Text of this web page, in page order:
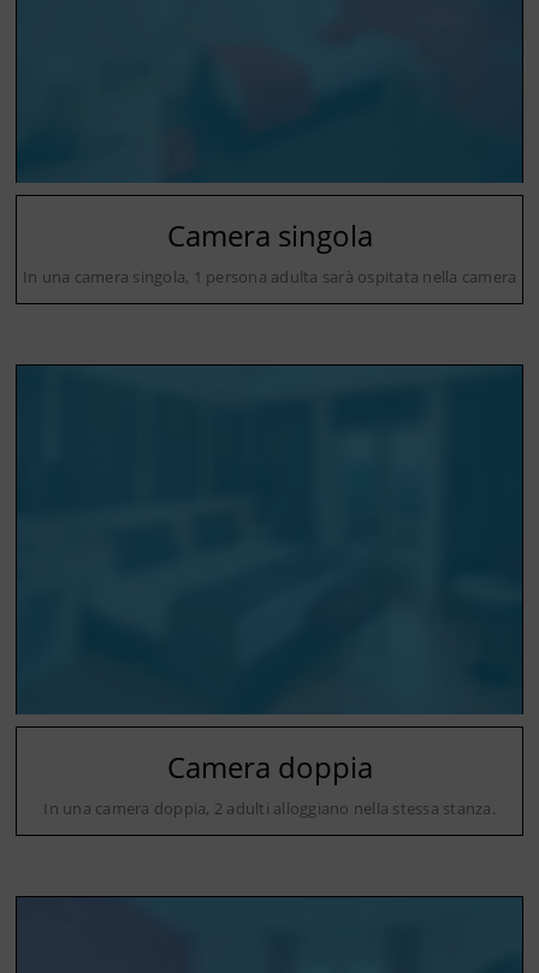
Camera singola
In una camera singola, 1 persona adulta sarà ospitata nella camera
Camera doppia
In una camera doppia, 2 adulti alloggiano nella stessa stanza.